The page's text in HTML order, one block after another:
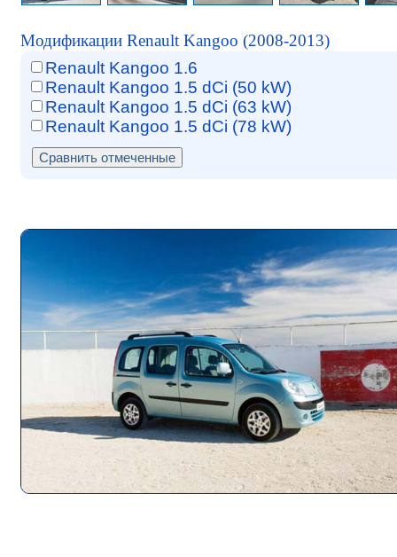
Модификации Renault Kangoo (2008-2013)
Renault Kangoo 1.6
Renault Kangoo 1.5 dCi (50 kW)
Renault Kangoo 1.5 dCi (63 kW)
Renault Kangoo 1.5 dCi (78 kW)